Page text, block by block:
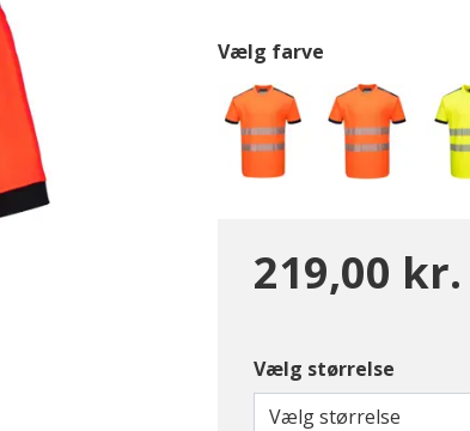
Vælg farve
219,00 kr.
Vælg størrelse
Vælg størrelse